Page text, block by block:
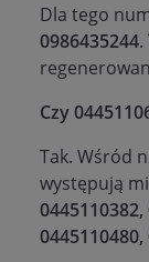
Dla tego
0986435244
Czy
Tak. Wśród
występują